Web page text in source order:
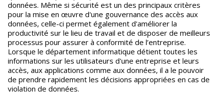
données. Même si sécurité est un des principaux critères
pour la mise en œuvre d'une gouvernance des accès aux
données, celle-ci permet également d'améliorer la
productivité sur le lieu de travail et de disposer de meilleurs
processus pour assurer à conformité de l’entreprise.
Lorsque le département informatique détient toutes les
informations sur les utilisateurs d'une entreprise et leurs
accès, aux applications comme aux données, il a le pouvoir
de prendre rapidement les décisions appropriées en cas de
violation de données.